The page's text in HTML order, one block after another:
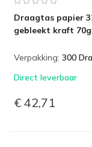
Draagtas papier
gebleekt kraft
Verpakking: 300
Direct leverbaar
€ 42,71